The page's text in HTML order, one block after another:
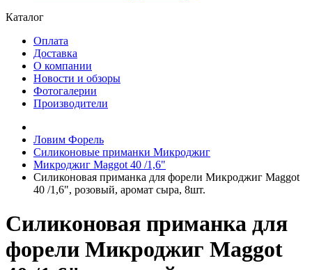
Каталог
Оплата
Доставка
О компании
Новости и обзоры
Фотогалерии
Производители
Ловим Форель
Силиконовые приманки Микроджиг
Микроджиг Maggot 40 /1,6"
Силиконовая приманка для форели Микроджиг Maggot
40 /1,6", розовый, аромат сыра, 8шт.
Силиконовая приманка для
форели Микроджиг Maggot